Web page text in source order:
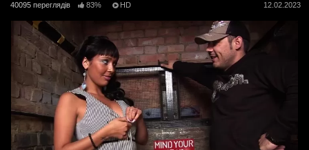
40095 переглядів 83% HD 12.02.2023